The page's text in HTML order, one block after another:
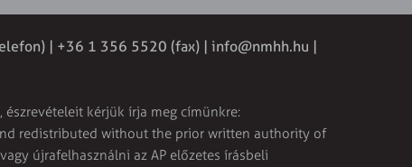
| +36 1 356 5520 (fax) | info@nmhh.hu |
észrevételeit kérjük írja meg címünkre:
redistributed without the prior written authority of
újrafelhasználni az AP előzetes írásbeli